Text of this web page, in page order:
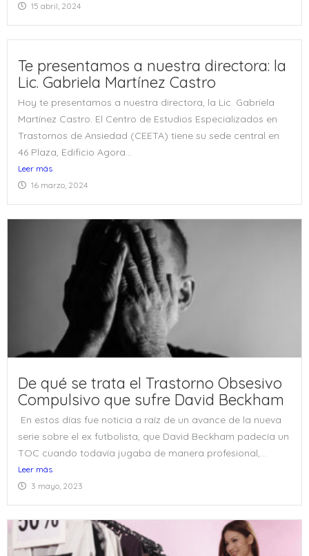
15 abril, 2024
Te presentamos a nuestra directora: la
Lic. Gabriela Martínez Castro
Hoy te presentamos a nuestra directora, la Lic. Gabriela
Martínez Castro. El Centro de Estudios Especializados en
Trastornos de Ansiedad (CEETA) tiene su sede central en
46 Plaza, Edificio Agora...
Leer más
16 marzo, 2024
De qué se trata el Trastorno Obsesivo
Compulsivo que sufre David Beckham
En estos días fue noticia a raíz de un avance de la nueva
serie sobre el ex futbolista, que David Beckham padecía un
TOC cuando todavía jugaba de manera profesional,...
Leer más
3 mayo, 2023